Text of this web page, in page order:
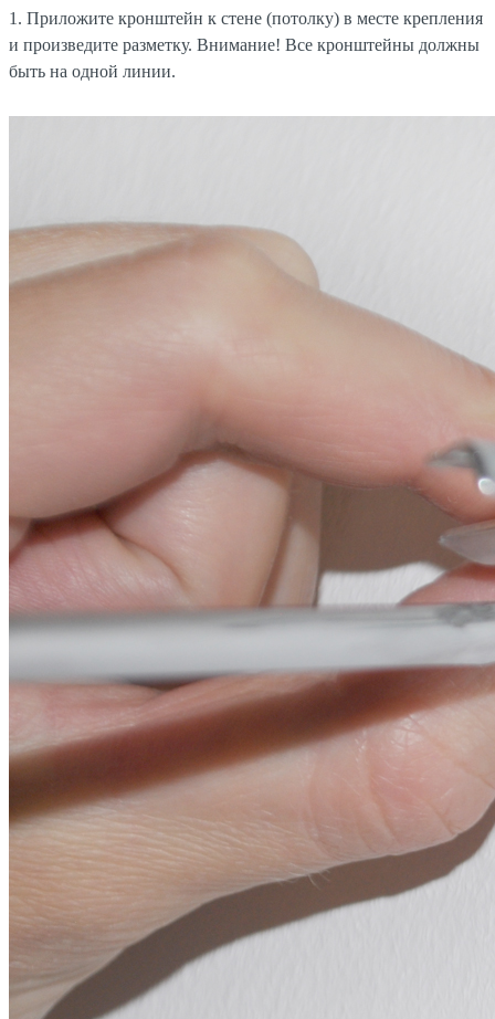
1. Приложите кронштейн к стене (потолку) в месте крепления
и произведите разметку. Внимание! Все кронштейны должны
быть на одной линии.